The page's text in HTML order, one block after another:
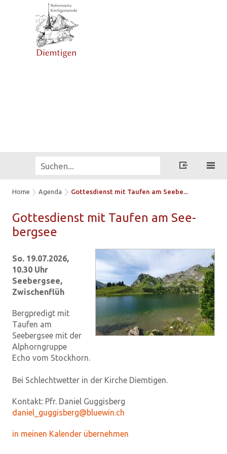
Home Agenda Gottesdienst mit Taufen am Seebe...
Got­tes­dienst mit Tau­fen am See­
berg­see
So. 19.07.2026,
10.30 Uhr
Seebergsee,
Zwischenflüh
Bergpredigt mit
Taufen am
Seebergsee mit der
Alphorngruppe
Echo vom Stockhorn.
Bei Schlechtwetter in der Kirche Diemtigen.
Kontakt: Pfr. Daniel Guggisberg
daniel_guggisberg@bluewin.ch
in meinen Kalender übernehmen